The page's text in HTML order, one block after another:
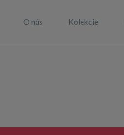
O nás Kolekcie